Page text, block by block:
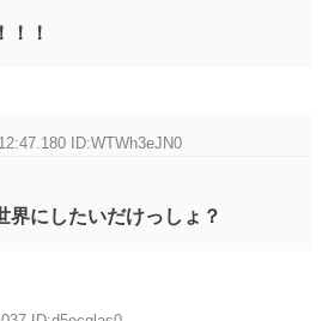
！！
ID:WTWh3eJN0
界にしたいだけっしょ？